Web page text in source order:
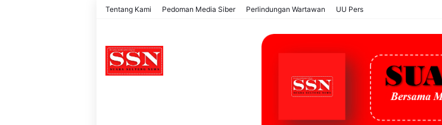
Tentang Kami Pedoman Media Siber Perlindungan Wartawan UU Pers